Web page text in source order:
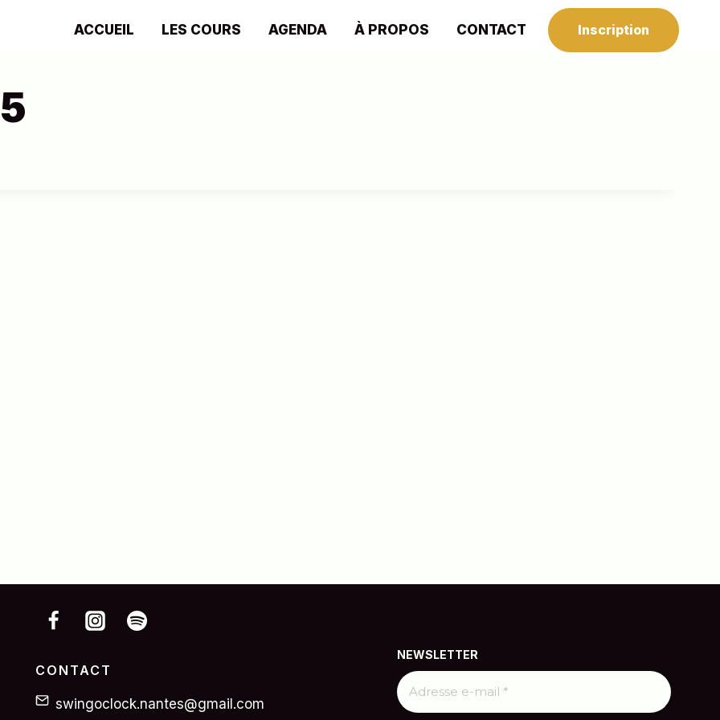
ACCUEIL LES COURS AGENDA À PROPOS CONTACT Inscription
CONTACT
swingoclock.nantes@gmail.com
NEWSLETTER